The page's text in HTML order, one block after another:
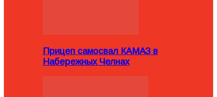
Прицеп самосвал КАМАЗ в
Набережных Челнах